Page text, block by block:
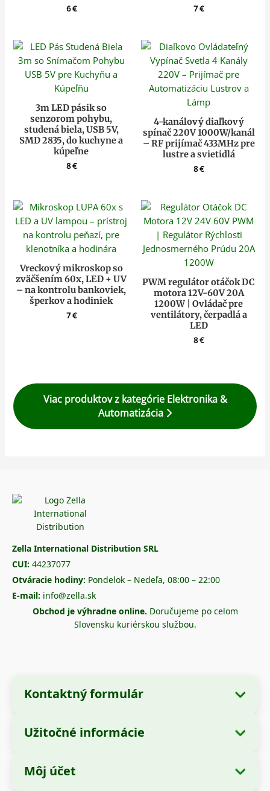
6€
7€
3m LED pásik so
senzorom pohybu,
studená biela, USB 5V,
SMD 2835, do kuchyne a
kúpeľne
8€
4-kanálový diaľkový
spínač 220V 1000W/kanál
– RF prijímač 433MHz pre
lustre a svietidlá
8€
Vreckový mikroskop so
zväčšením 60x, LED + UV
– na kontrolu bankoviek,
šperkov a hodiniek
7€
PWM regulátor otáčok DC
motora 12V-60V 20A
1200W | Ovládač pre
ventilátory, čerpadlá a
LED
8€
Viac produktov z kategórie Elektronika &
Automatizácia
Zella International Distribution SRL
CUI: 44237077
Otváracie hodiny: Pondelok – Nedeľa, 08:00 – 22:00
E-mail: info@zella.sk
Obchod je výhradne online. Doručujeme po celom
Slovensku kuriérskou službou.
Kontaktný formulár
Názov spoločnosti:
Distribution SRL
Užitočné informácie
Ako objednať?
Môj účet